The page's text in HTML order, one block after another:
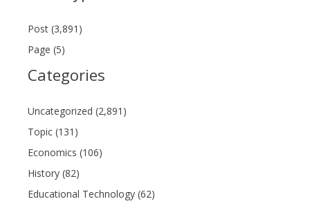
Post (3,891)
Page (5)
Categories
Uncategorized (2,891)
Topic (131)
Economics (106)
History (82)
Educational Technology (62)